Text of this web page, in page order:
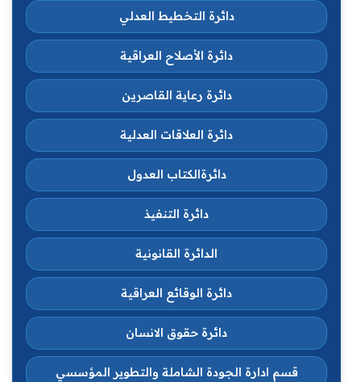
دائرة التخطيط العدلي
دائرة الأصلاح العراقية
دائرة رعاية القاصرين
دائرة العلاقات العدلية
دائرةالكتاب العدول
دائرة التنفيذ
الدائرة القانونية
دائرة الوقائع العراقية
دائرة حقوق الانسان
قسم ادارة الجودة الشاملة والتطوير المؤسسي